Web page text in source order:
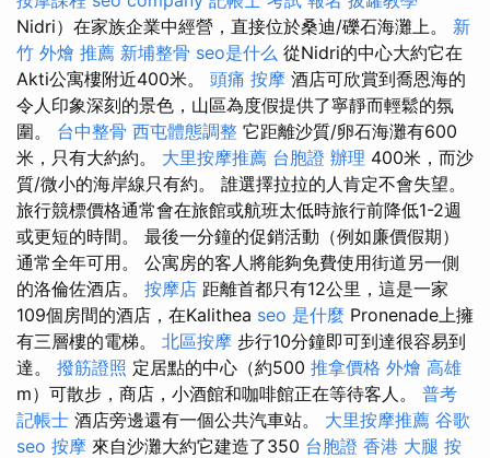
Nidri）在家族企業中經營，直接位於桑迪/礫石海灘上。 新
竹 外燴 推薦 新埔整骨 seo是什么 從Nidri的中心大約它在
Akti公寓樓附近400米。 頭痛 按摩 酒店可欣賞到喬恩海的
令人印象深刻的景色，山區為度假提供了寧靜而輕鬆的氛
圍。 台中整骨 西屯體態調整 它距離沙質/卵石海灘有600
米，只有大約約。 大里按摩推薦 台胞證 辦理 400米，而沙
質/微小的海岸線只有約。 誰選擇拉拉的人肯定不會失望。
旅行競標價格通常會在旅館或航班太低時旅行前降低1-2週
或更短的時間。 最後一分鐘的促銷活動（例如廉價假期）
通常全年可用。 公寓房的客人將能夠免費使用街道另一側
的洛倫佐酒店。 按摩店 距離首都只有12公里，這是一家
109個房間的酒店，在Kalithea seo 是什麼 Pronenade上擁
有三層樓的電梯。 北區按摩 步行10分鐘即可到達很容易到
達。 撥筋證照 定居點的中心（約500 推拿價格 外燴 高雄
m）可散步，商店，小酒館和咖啡館正在等待客人。 普考
記帳士 酒店旁邊還有一個公共汽車站。 大里按摩推薦 谷歌
seo 按摩 來自沙灘大約它建造了350 台胞證 香港 大腿 按